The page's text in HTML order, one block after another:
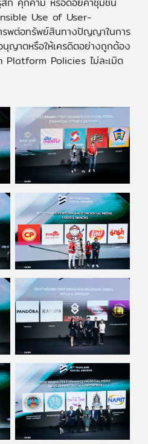
Use of User-
พต่อทรัพย์สินทางปัญญาในการ
ญาตหรือให้เครดิตอย่างถูกต้อง
Policies ไม่ละเมิด